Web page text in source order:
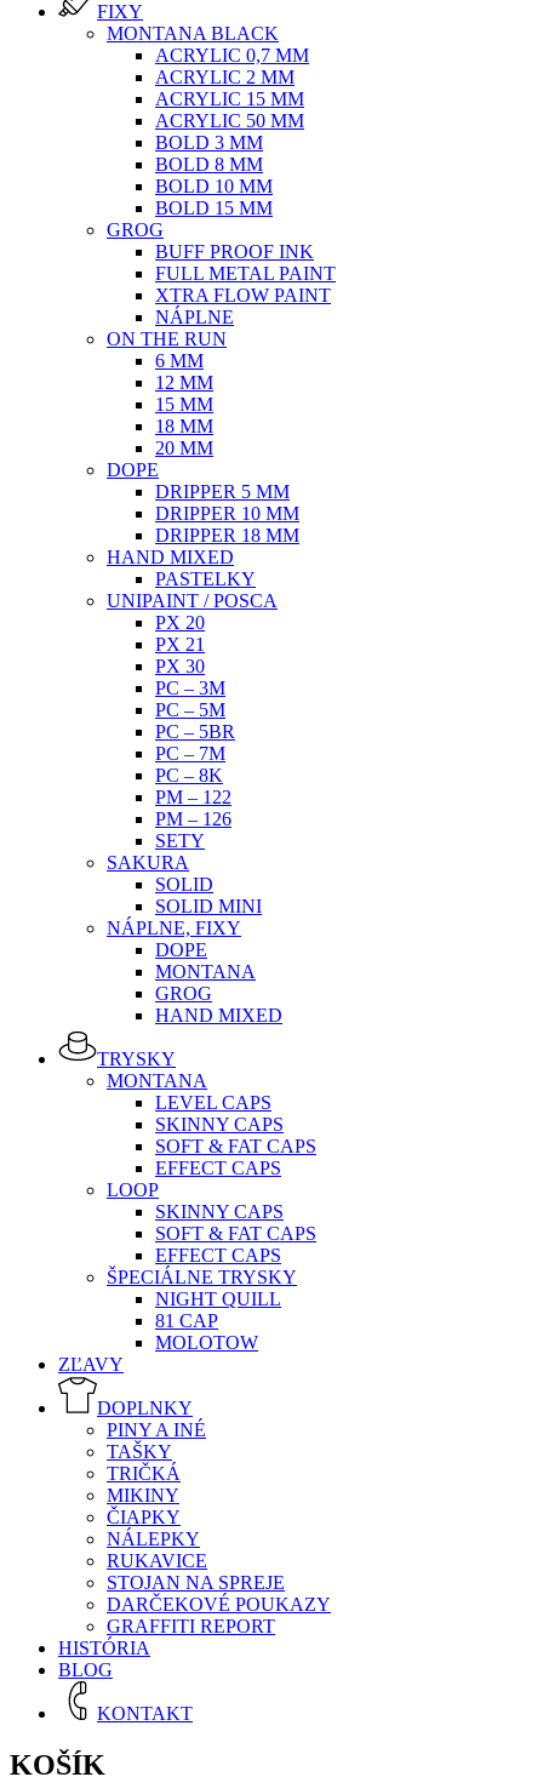
FIXY
MONTANA BLACK
ACRYLIC 0,7 MM
ACRYLIC 2 MM
ACRYLIC 15 MM
ACRYLIC 50 MM
BOLD 3 MM
BOLD 8 MM
BOLD 10 MM
BOLD 15 MM
GROG
BUFF PROOF INK
FULL METAL PAINT
XTRA FLOW PAINT
NÁPLNE
ON THE RUN
6 MM
12 MM
15 MM
18 MM
20 MM
DOPE
DRIPPER 5 MM
DRIPPER 10 MM
DRIPPER 18 MM
HAND MIXED
PASTELKY
UNIPAINT / POSCA
PX 20
PX 21
PX 30
PC – 3M
PC – 5M
PC – 5BR
PC – 7M
PC – 8K
PM – 122
PM – 126
SETY
SAKURA
SOLID
SOLID MINI
NÁPLNE, FIXY
DOPE
MONTANA
GROG
HAND MIXED
TRYSKY
MONTANA
LEVEL CAPS
SKINNY CAPS
SOFT & FAT CAPS
EFFECT CAPS
LOOP
SKINNY CAPS
SOFT & FAT CAPS
EFFECT CAPS
ŠPECIÁLNE TRYSKY
NIGHT QUILL
81 CAP
MOLOTOW
ZĽAVY
DOPLNKY
PINY A INÉ
TAŠKY
TRIČKÁ
MIKINY
ČIAPKY
NÁLEPKY
RUKAVICE
STOJAN NA SPREJE
DARČEKOVÉ POUKAZY
GRAFFITI REPORT
HISTÓRIA
BLOG
KONTAKT
KOŠÍK